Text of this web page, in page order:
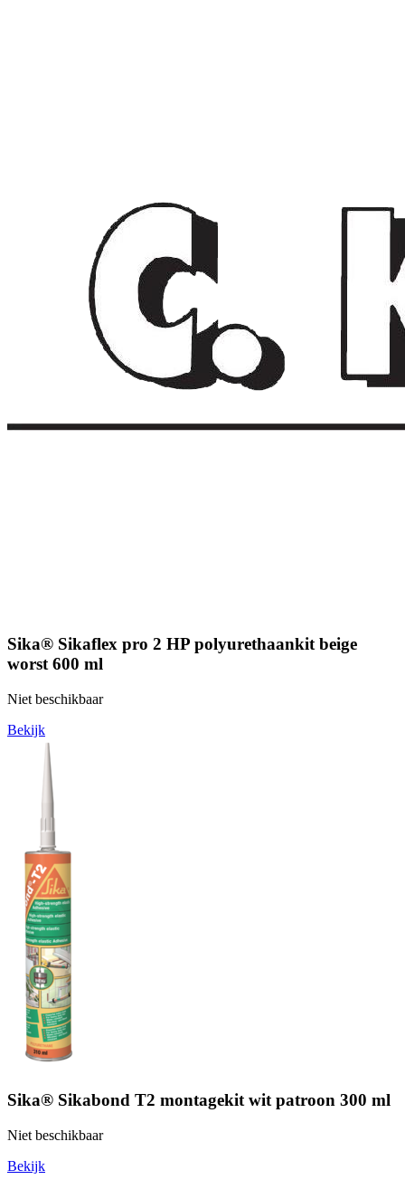
Sika® Sikaflex pro 2 HP polyurethaankit beige
worst 600 ml
Niet beschikbaar
Bekijk
Sika® Sikabond T2 montagekit wit patroon 300 ml
Niet beschikbaar
Bekijk